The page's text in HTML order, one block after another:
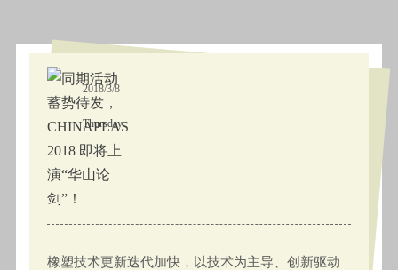
2018/3/8
Thursday
橡塑技术更新迭代加快，以技术为主导、创新驱动